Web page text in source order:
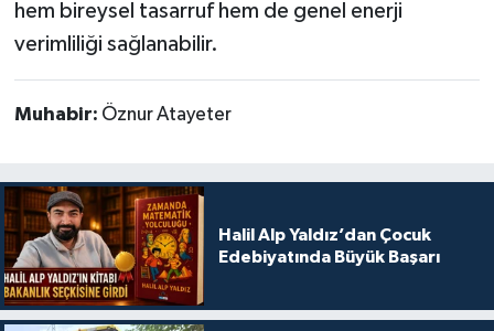
hem bireysel tasarruf hem de genel enerji
verimliliği sağlanabilir.
Muhabir: Öznur Atayeter
Halil Alp Yaldız’dan Çocuk
Edebiyatında Büyük Başarı